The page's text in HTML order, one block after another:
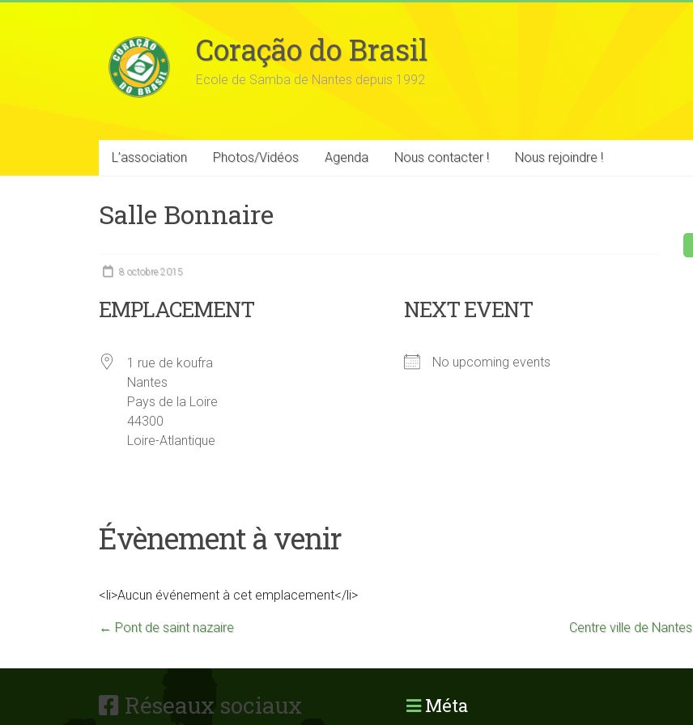
Coração do Brasil
Ecole de Samba de Nantes depuis 1992
L’association Photos/Vidéos Agenda Nous contacter ! Nous rejoindre !
Salle Bonnaire
8 octobre 2015
EMPLACEMENT
1 rue de koufra
Nantes
Pays de la Loire
44300
Loire-Atlantique
NEXT EVENT
No upcoming events
Évènement à venir
<li>Aucun événement à cet emplacement</li>
← Pont de saint nazaire Centre ville de Nantes
Réseaux sociaux Méta